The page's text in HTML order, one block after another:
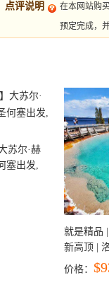
点评说明
在本网站购
预定完成，
苏尔·赫
塞出发,
就是精品
新高顶 |
彩穴+马
价格：